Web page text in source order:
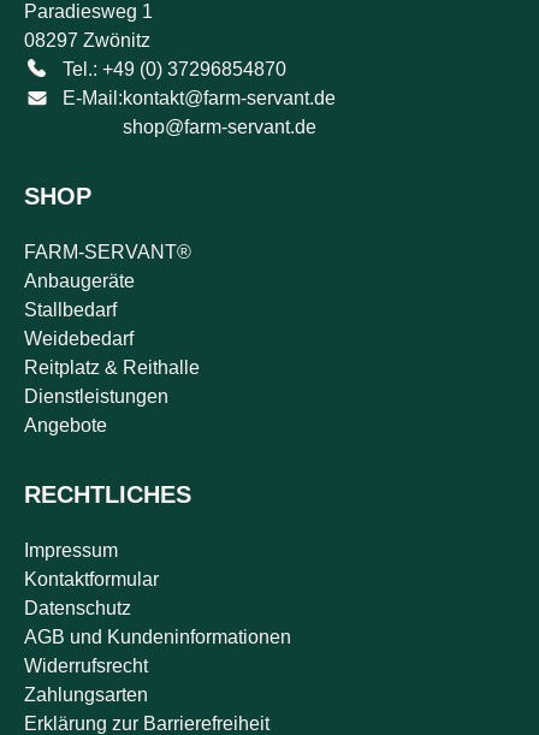
Paradiesweg 1
08297 Zwönitz
Tel.: +49 (0) 37296854870
E-Mail:kontakt@farm-servant.de
shop@farm-servant.de
SHOP
FARM-SERVANT®
Anbaugeräte
Stallbedarf
Weidebedarf
Reitplatz & Reithalle
Dienstleistungen
Angebote
RECHTLICHES
Impressum
Kontaktformular
Datenschutz
AGB und Kundeninformationen
Widerrufsrecht
Zahlungsarten
Erklärung zur Barrierefreiheit